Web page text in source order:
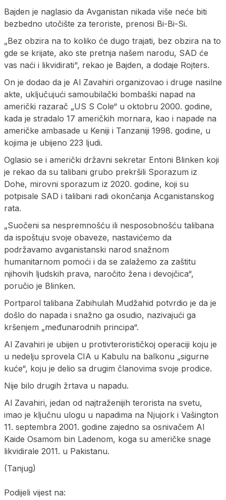
Bajden je naglasio da Avganistan nikada više neće biti
bezbedno utočište za teroriste, prenosi Bi-Bi-Si.
„Bez obzira na to koliko će dugo trajati, bez obzira na to
gde se krijate, ako ste pretnja našem narodu, SAD će
vas naći i likvidirati“, rekao je Bajden, a dodaje Rojters.
On je dodao da je Al Zavahiri organizovao i druge nasilne
akte, uključujući samoubilački bombaški napad na
američki razarač „US S Cole“ u oktobru 2000. godine,
kada je stradalo 17 američkih mornara, kao i napade na
američke ambasade u Keniji i Tanzaniji 1998. godine, u
kojima je ubijeno 223 ljudi.
Oglasio se i američki državni sekretar Entoni Blinken koji
je rekao da su talibani grubo prekršili Sporazum iz
Dohe, mirovni sporazum iz 2020. godine, koji su
potpisale SAD i talibani radi okončanja Acganistanskog
rata.
„Suočeni sa nespremnošću ili nesposobnošću talibana
da ispoštuju svoje obaveze, nastavićemo da
podržavamo avganistanski narod snažnom
humanitarnom pomoći i da se zalažemo za zaštitu
njihovih ljudskih prava, naročito žena i devojčica“,
poručio je Blinken.
Portparol talibana Zabihulah Mudžahid potvrdio je da je
došlo do napada i snažno ga osudio, nazivajući ga
kršenjem „međunarodnih principa“.
Al Zavahiri je ubijen u protivterorističkoj operaciji koju je
u nedelju sprovela CIA u Kabulu na balkonu „sigurne
kuće“, koju je delio sa drugim članovima svoje prodice.
Nije bilo drugih žrtava u napadu.
Al Zavahiri, jedan od najtraženijih terorista na svetu,
imao je ključnu ulogu u napadima na Njujork i Vašington
11. septembra 2001. godine zajedno sa osnivačem Al
Kaide Osamom bin Ladenom, koga su američke snage
likvidirale 2011. u Pakistanu.
(Tanjug)
Podijeli vijest na: